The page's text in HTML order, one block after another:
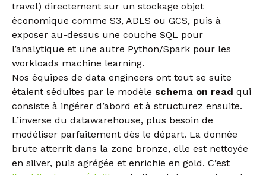
travel) directement sur un stockage objet
économique comme S3, ADLS ou GCS, puis à
exposer au-dessus une couche SQL pour
l’analytique et une autre Python/Spark pour les
workloads machine learning.
Nos équipes de data engineers ont tout se suite
étaient séduites par le modèle schema on read qui
consiste à ingérer d’abord et à structurez ensuite.
L’inverse du datawarehouse, plus besoin de
modéliser parfaitement dès le départ. La donnée
brute atterrit dans la zone bronze, elle est nettoyée
en silver, puis agrégée et enrichie en gold. C’est